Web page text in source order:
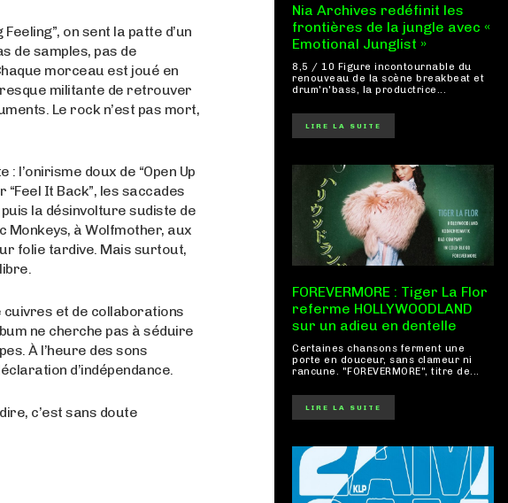
on sent la patte d’un
de samples, pas de
morceau est joué en
militante de retrouver
Le rock n’est pas mort,
l’onirisme doux de “Open Up
It Back”, les saccades
la désinvolture sudiste de
Monkeys, à Wolfmother, aux
folie tardive. Mais surtout,
cuivres et de collaborations
ne cherche pas à séduire
À l’heure des sons
d’indépendance.
c’est sans doute
Nia Archives redéfinit les
frontières de la jungle avec «
Emotional Junglist »
8,5 / 10 Figure incontournable du
renouveau de la scène breakbeat et
drum'n'bass, la productrice...
LIRE LA SUITE
FOREVERMORE : Tiger La Flor
referme HOLLYWOODLAND
sur un adieu en dentelle
Certaines chansons ferment une
porte en douceur, sans clameur ni
rancune. "FOREVERMORE", titre de...
LIRE LA SUITE